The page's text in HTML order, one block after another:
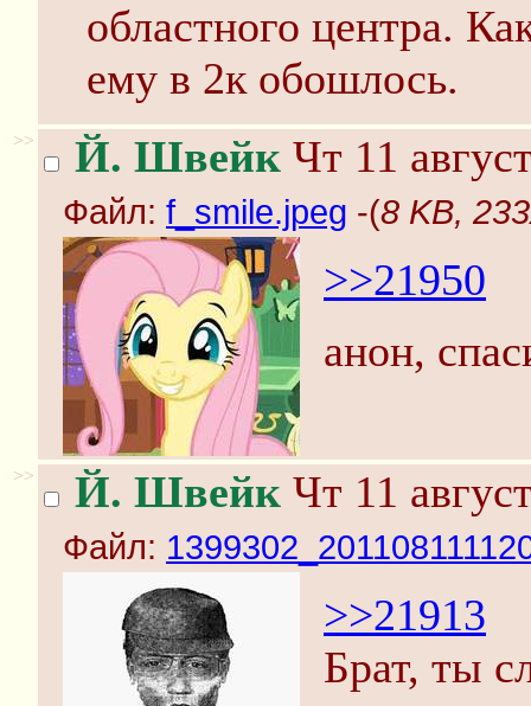
областного центра.
ему в 2к обошлось.
>> Й. Швейк Чт 11
Файл: f_smile.jpeg -(8 KB,
>>21950
анон,
>> Й. Швейк Чт 11
Файл:
>>21913
Брат, ты